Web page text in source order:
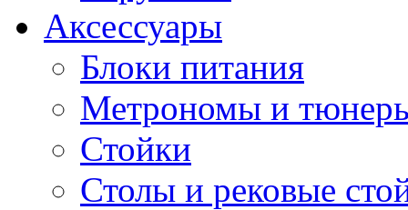
Аксессуары
Блоки питания
Метрономы и
Стойки
Столы и рековые